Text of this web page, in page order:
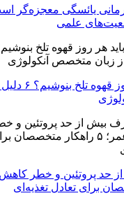
یائسگی معجزه‌گر
علمی
چرا باید هر
برای تعادل تغذیه‌ای